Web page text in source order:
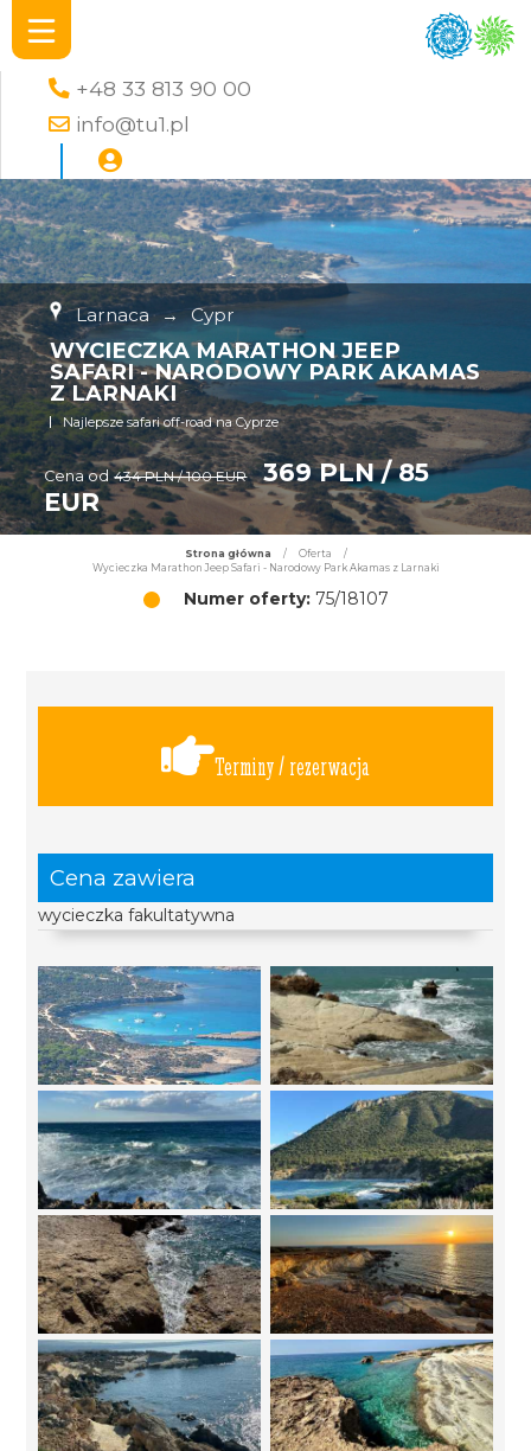
+48 33 813 90 00
info@tu1.pl
Larnaca → Cypr
WYCIECZKA MARATHON JEEP
SAFARI - NARODOWY PARK AKAMAS
Z LARNAKI
Najlepsze safari off-road na Cyprze
Cena od 434 PLN / 100 EUR
369 PLN / 85
EUR
Strona główna / Oferta
/
Wycieczka Marathon Jeep Safari - Narodowy Park Akamas z Larnaki
Numer oferty:75/18107
Terminy / rezerwacja
Cena zawiera
wycieczka fakultatywna